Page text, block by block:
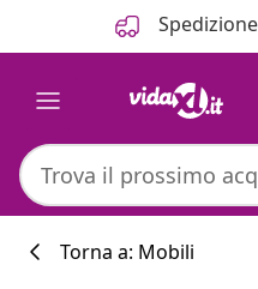
Torna a: Mobili